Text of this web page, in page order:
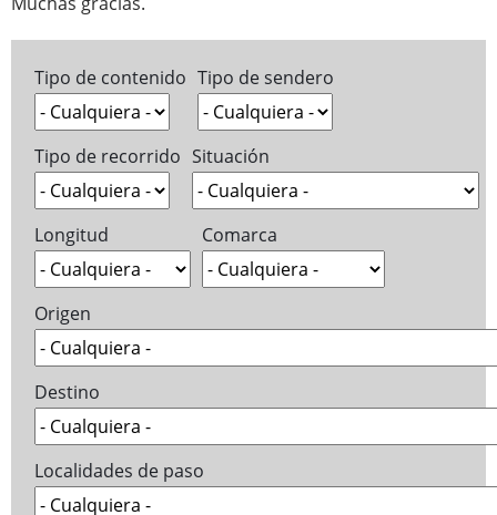
Tipo de contenido Tipo de sendero
Tipo de recorrido Situación
Longitud Comarca
Origen
Destino
Localidades de paso